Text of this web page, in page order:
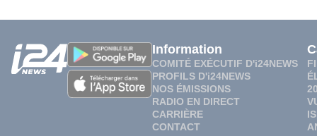
Information
COMITÉ EXÉCUTIF D'i24NEWS
PROFILS D'i24NEWS
NOS ÉMISSIONS
RADIO EN DIRECT
CARRIÈRE
CONTACT